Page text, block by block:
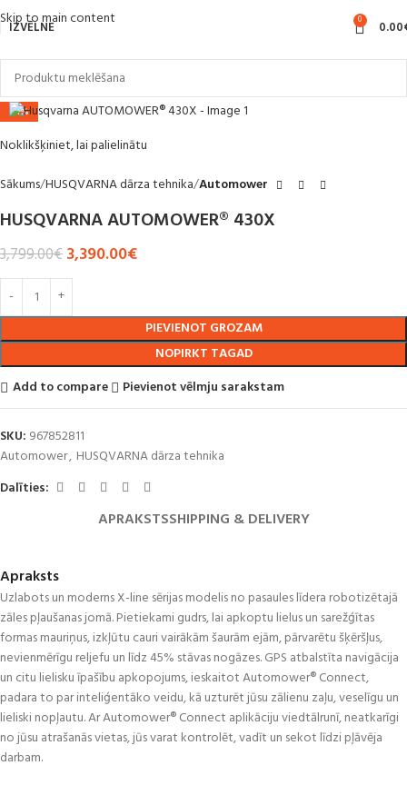
Skip to main content
IZVĒLNE 0 0.00
-11%
Noklikšķiniet, lai palielinātu
Sākums HUSQVARNA dārza tehnika Automower
HUSQVARNA AUTOMOWER® 430X
3,799.00€3,390.00€
PIEVIENOT GROZAM
NOPIRKT TAGAD
Add to compare
Pievienot vēlmju sarakstam
SKU: 967852811
Automower, HUSQVARNA dārza tehnika
Dalīties:
APRAKSTSSHIPPING & DELIVERY
Apraksts
Uzlabots un moderns X-line sērijas modelis no pasaules līdera robotizētajā
zāles pļaušanas jomā. Pietiekami gudrs, lai apkoptu lielus un sarežģītas
formas mauriņus, izkļūtu cauri vairākām šaurām ejām, pārvarētu šķēršļus,
nevienmērīgu reljefu un līdz 45% stāvas nogāzes. GPS atbalstīta navigācija
un citu lielisku īpašību apkopojums, ieskaitot Automower® Connect,
padara to par inteliģentāko veidu, kā uzturēt jūsu zālienu zaļu, veselīgu un
lieliski nopļautu. Ar Automower® Connect aplikāciju viedtālrunī, neatkarīgi
no jūsu atrašanās vietas, jūs varat kontrolēt, vadīt un sekot līdzi pļāvēja
darbam.